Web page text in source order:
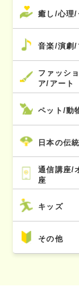
癒し/心理/
音楽/演劇/
ファッシ
ア/アート
ペット/動
日本の伝
通信講座/
座
キッズ
その他